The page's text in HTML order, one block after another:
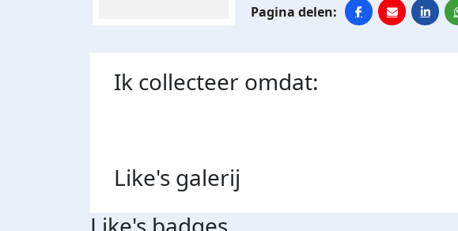
Ik collecteer omdat:
Like's galerij